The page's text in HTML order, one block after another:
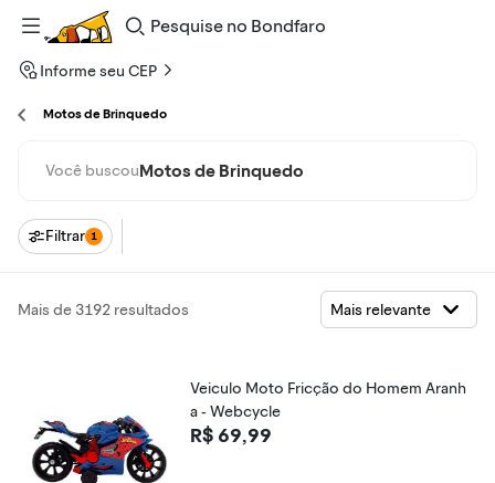
Pesquise
Bondfaro
Informe seu CEP
Motos de Brinquedo
Você buscouMotos de Brinquedo
Filtrar 1
Mais de 3192 resultados
Veiculo Moto Fricção do Homem Aranh
a - Webcycle
R$ 69,99